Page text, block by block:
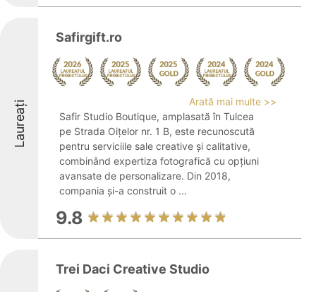
Laureați
Safirgift.ro
Arată mai multe >>
Safir Studio Boutique, amplasată în Tulcea
pe Strada Oițelor nr. 1 B, este recunoscută
pentru serviciile sale creative și calitative,
combinând expertiza fotografică cu opțiuni
avansate de personalizare. Din 2018,
compania și-a construit o ...
9.8
Trei Daci Creative Studio